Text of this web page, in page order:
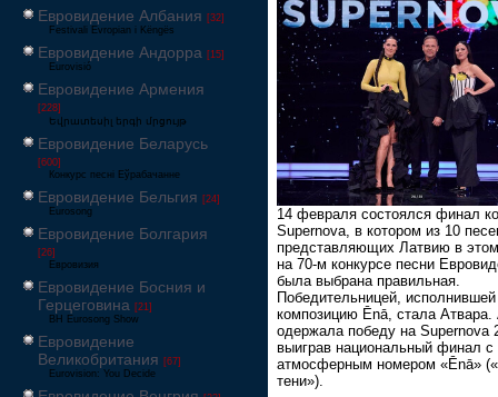
Евровидение Албания [32]
Festivali Evropian i Këngës
Евровидение Андорра [15]
Eurovisió
Евровидение Армения
[228]
Եվրատեսիլ երգի մրցույթ
Евровидение Беларусь
[600]
Конкурс песні Еўрабачанне
Евровидение Бельгия [24]
Eurosong
Евровидение Болгария
[26]
Евровизия
Евровидение Босния и
Герцеговина [21]
BH Eurosong Show
Евровидение
Великобритания [67]
Eurovision: You Decide
14 февраля состоялся финал
Supernova, в котором из 10
представляющих Латвию в
на 70-м конкурсе песни
была выбрана правильная.
Победительницей, исполнившей
композицию Ēnā, стала Атвара.
одержала победу на Supernova
выиграв национальный финал с
атмосферным номером «Ēnā»
тени»).